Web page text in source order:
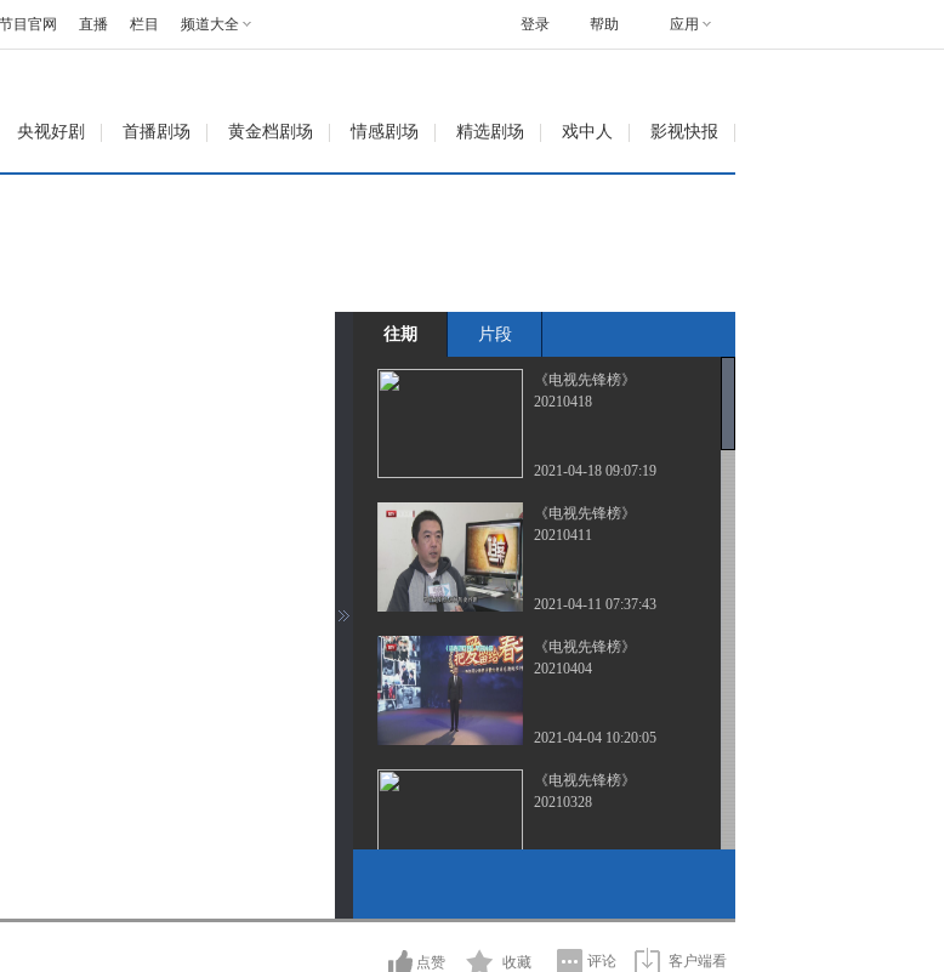
节目官网 直播 栏目 频道大全 帮助 应用
登录
央视好剧 首播剧场 黄金档剧场 情感剧场 精选剧场 戏中人 影视快报
往期 片段
《电视先锋榜》
20210418
2021-04-18 09:07:19
《电视先锋榜》
20210411
2021-04-11 07:37:43
《电视先锋榜》
20210404
2021-04-04 10:20:05
《电视先锋榜》
20210328
点赞 收藏 评论 客户端看